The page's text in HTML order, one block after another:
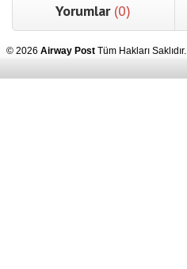
Yorumlar (0)
© 2026 Airway Post Tüm Hakları Saklıdır.